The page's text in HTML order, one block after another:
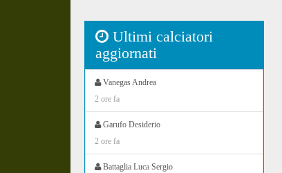
Ultimi calciatori
aggiornati
Vanegas Andrea
2 ore fa
Garufo Desiderio
2 ore fa
Battaglia Luca Sergio